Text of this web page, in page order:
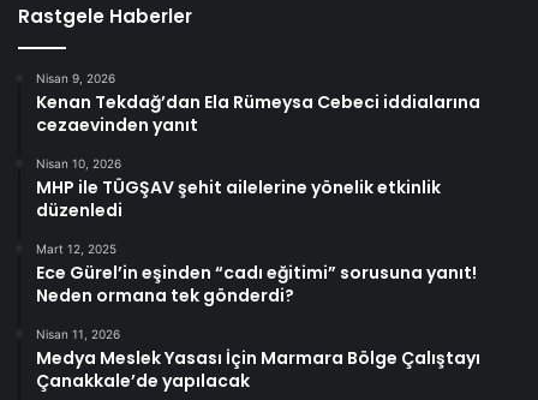
Rastgele Haberler
Nisan 9, 2026
Kenan Tekdağ’dan Ela Rümeysa Cebeci iddialarına
cezaevinden yanıt
Nisan 10, 2026
MHP ile TÜGŞAV şehit ailelerine yönelik etkinlik
düzenledi
Mart 12, 2025
Ece Gürel’in eşinden “cadı eğitimi” sorusuna yanıt!
Neden ormana tek gönderdi?
Nisan 11, 2026
Medya Meslek Yasası İçin Marmara Bölge Çalıştayı
Çanakkale’de yapılacak